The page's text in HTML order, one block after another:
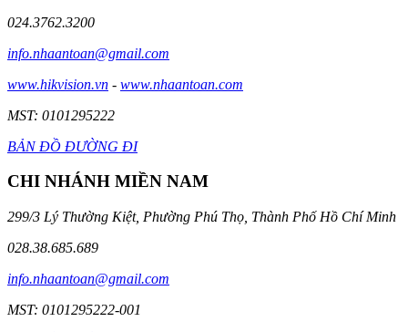
024.3762.3200
info.nhaantoan@gmail.com
www.hikvision.vn - www.nhaantoan.com
MST: 0101295222
BẢN ĐỒ ĐƯỜNG ĐI
CHI NHÁNH MIỀN NAM
299/3 Lý Thường Kiệt, Phường Phú Thọ, Thành Phố Hồ Chí Minh
028.38.685.689
info.nhaantoan@gmail.com
MST: 0101295222-001